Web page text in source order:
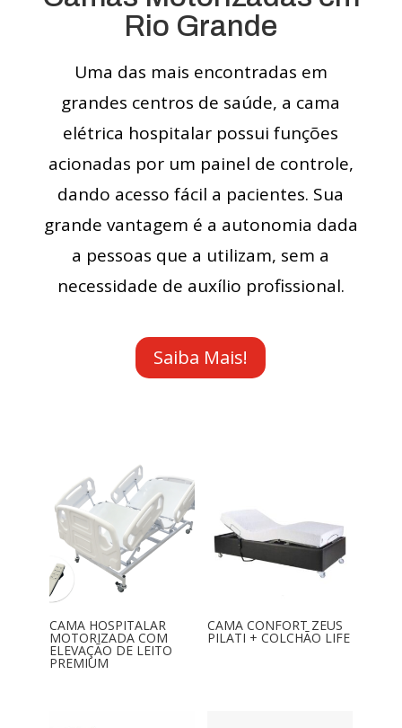
Rio Grande
Uma das mais encontradas em
grandes centros de saúde, a cama
elétrica hospitalar possui funções
acionadas por um painel de controle,
dando acesso fácil a pacientes. Sua
grande vantagem é a autonomia dada
a pessoas que a utilizam, sem a
necessidade de auxílio profissional.
Saiba Mais!
CAMA HOSPITALAR
MOTORIZADA COM
ELEVAÇÃO DE LEITO
PREMIUM
CAMA CONFORT ZEUS
PILATI + COLCHÃO LIFE